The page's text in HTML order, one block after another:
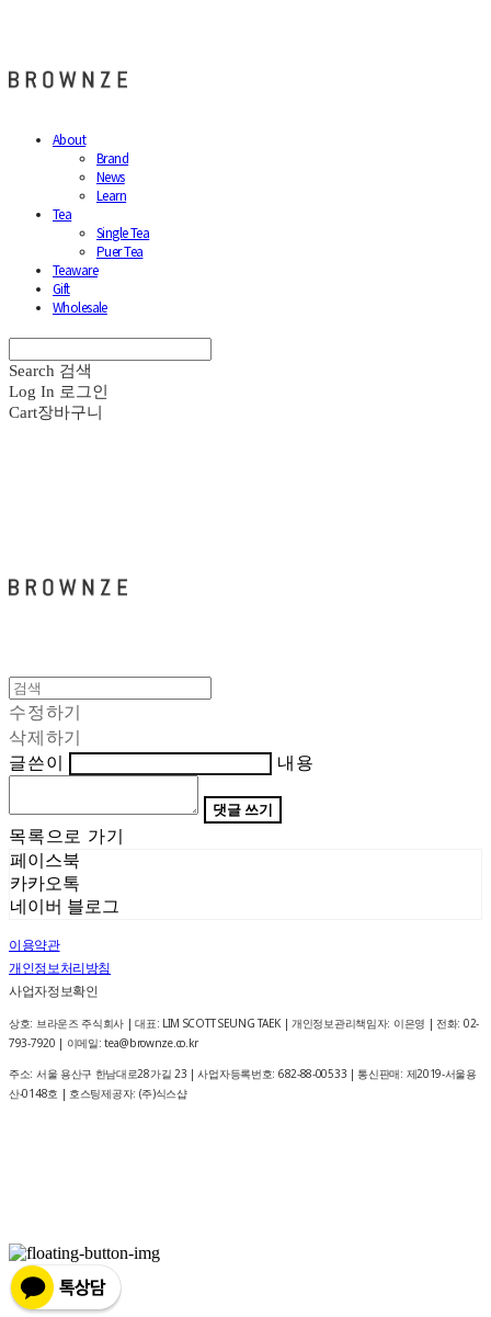
About
Brand
News
Learn
Tea
Single Tea
Puer Tea
Teaware
Gift
Wholesale
Search 검색
Log In 로그인
Cart장바구니
수정하기
삭제하기
글쓴이
내용
댓글 쓰기
목록으로 가기
페이스북
카카오톡
네이버 블로그
이용약관
개인정보처리방침
사업자정보확인
상호: 브라운즈 주식회사 | 대표: LIM SCOTT SEUNG TAEK | 개인정보관리책임자: 이은영 | 전화: 02-
793-7920 | 이메일: tea@brownze.co.kr
주소: 서울 용산구 한남대로28가길 23 | 사업자등록번호: 682-88-00533 | 통신판매: 제2019-서울용
산-0148호 | 호스팅제공자: (주)식스샵